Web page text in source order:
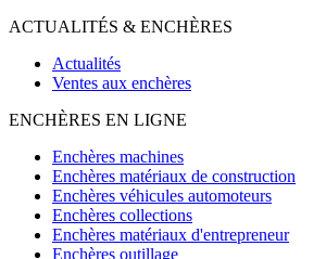
ACTUALITÉS & ENCHÈRES
Actualités
Ventes aux enchères
ENCHÈRES EN LIGNE
Enchères machines
Enchères matériaux de construction
Enchères véhicules automoteurs
Enchères collections
Enchères matériaux d'entrepreneur
Enchères outillage